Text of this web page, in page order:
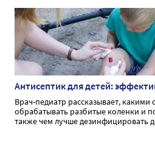
Антисептик для детей:
Врач-педиатр рассказывает, какими
обрабатывать разбитые коленки и
также чем лучше дезинфицировать